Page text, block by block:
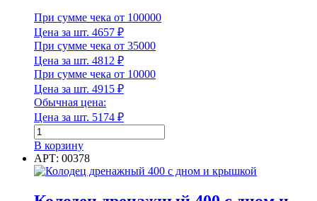
При сумме чека от 100000
Цена за шт. 4657 ₽
При сумме чека от 35000
Цена за шт. 4812 ₽
При сумме чека от 10000
Цена за шт. 4915 ₽
Обычная цена:
Цена за шт. 5174 ₽
Количество
товара
Георешетка
объёмная
см,
В корзину
АРТ: 00378